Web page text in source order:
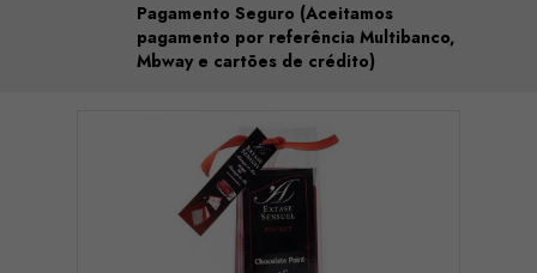
Pagamento Seguro (Aceitamos
pagamento por referência Multibanco,
Mbway e cartões de crédito)